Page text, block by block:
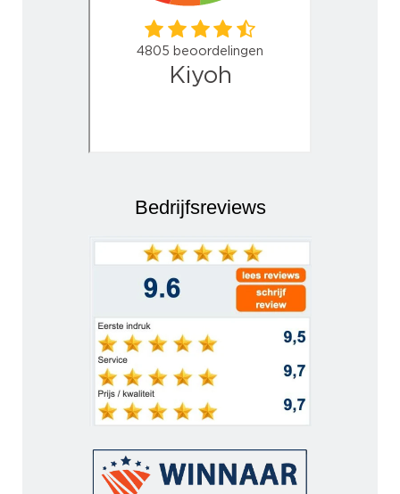
Bedrijfsreviews